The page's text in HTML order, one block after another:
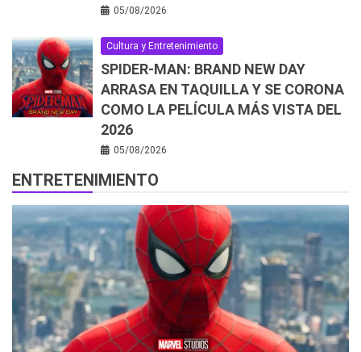
05/08/2026
Cultura y Entretenimiento
SPIDER-MAN: BRAND NEW DAY
ARRASA EN TAQUILLA Y SE CORONA
COMO LA PELÍCULA MÁS VISTA DEL
2026
05/08/2026
ENTRETENIMIENTO